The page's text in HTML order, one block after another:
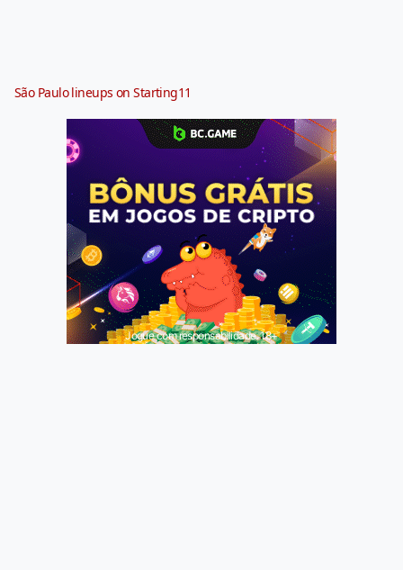
São Paulo lineups on Starting11
Jogue com responsabilidade. 18+